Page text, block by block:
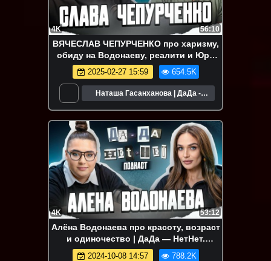
4K 56:10
ВЯЧЕСЛАВ ЧЕПУРЧЕНКО про харизму,
обиду на Водонаеву, реалити и Юру
Борисова | ДаДа — НетНет. Подкаст
2025-02-27 15:59 654.5K
Наташа Гасанханова | ДаДа -
4K 53:12
Алёна Водонаева про красоту, возраст
и одиночество | ДаДа — НетНет.
Подкаст
2024-10-08 14:57 788.2K